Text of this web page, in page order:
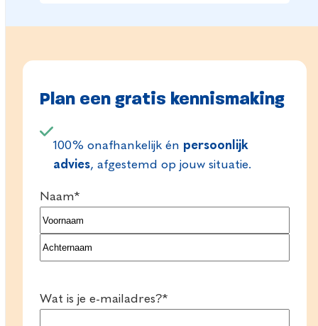
Plan een gratis kennismaking
100% onafhankelijk én persoonlijk
advies, afgestemd op jouw situatie.
Naam*
Voornaam
Wat is je e-mailadres?*